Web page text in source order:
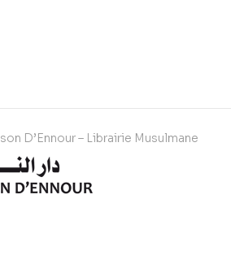
D’Ennour – Librairie Musulmane